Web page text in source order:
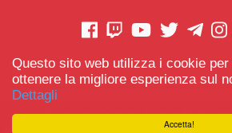
Accetta!
Questo sito web utilizza i cookie
ottenere la migliore esperienza sul
Dettagli
CONTATTACI
© 2021 Gameplay.Cafe made with